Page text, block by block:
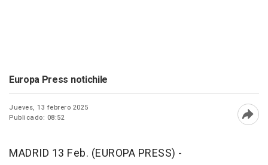
Europa Press notichile
Jueves, 13 febrero 2025
Publicado: 08:52
MADRID 13 Feb. (EUROPA PRESS) -